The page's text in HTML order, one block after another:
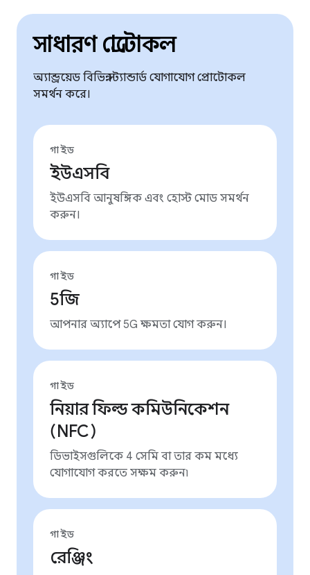
সাধারণ প্রোটোকল
অ্যান্ড্রয়েড বিভিন্ন স্ট্যান্ডার্ড যোগাযোগ প্রোটোকল
সমর্থন করে।
গাইড
ইউএসবি
ইউএসবি আনুষঙ্গিক এবং হোস্ট মোড সমর্থন
করুন।
গাইড
5জি
আপনার অ্যাপে 5G ক্ষমতা যোগ করুন।
গাইড
নিয়ার ফিল্ড কমিউনিকেশন
(NFC)
ডিভাইসগুলিকে 4 সেমি বা তার কম মধ্যে
যোগাযোগ করতে সক্ষম করুন৷
গাইড
রেঞ্জিং